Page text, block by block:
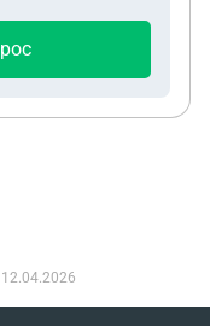
и
Мама обьясняет
сотрудники
и за что?
12.04.2026